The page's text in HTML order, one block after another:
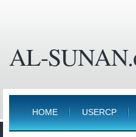
AL-
HOME USERCP